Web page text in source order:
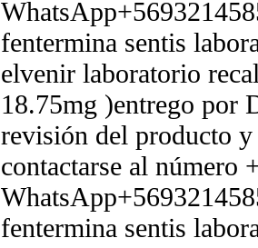
fentermina sentis
elvenir laboratorio
18.75mg )entrego por
revisión del producto
contactarse al número
fentermina sentis